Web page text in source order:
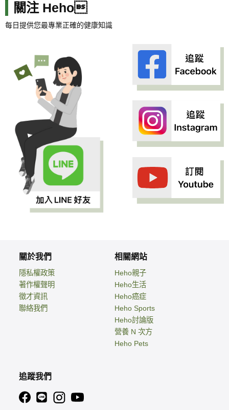
關注 Heho
每日提供您最專業正確的健康知識
關於我們
隱私權政策
著作權聲明
徵才資訊
聯絡我們
相關網站
Heho親子
Heho生活
Heho癌症
Heho Sports
Heho討論版
營養 N 次方
Heho Pets
追蹤我們